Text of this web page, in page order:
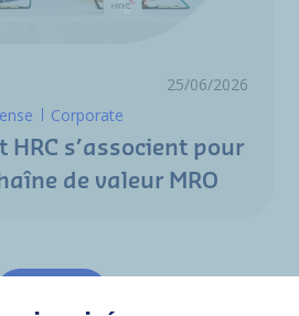
25/06/2026
Corporate
HRC s’associent pour
de valeur MRO